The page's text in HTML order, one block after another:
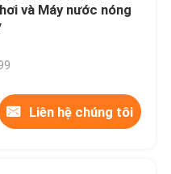
và Máy nước nóng
Liên hệ chúng tôi